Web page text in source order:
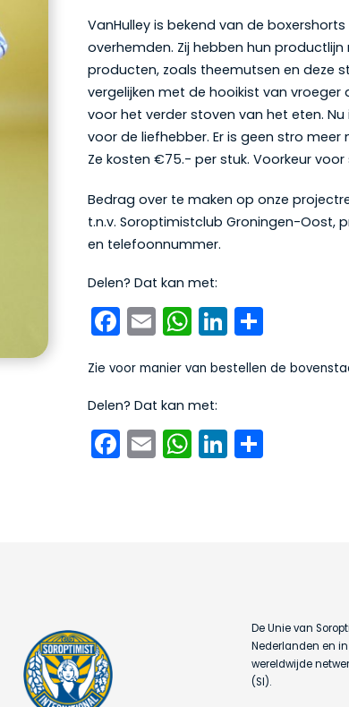
VanHulley is bekend van de
overhemden. Zij hebben hun
producten, zoals theemutsen en deze
vergelijken met de hooikist van
voor het verder stoven van het eten.
voor de liefhebber. Er is geen stro
Ze kosten €75.- per stuk. Voorkeur
Bedrag over te maken op onze
t.n.v. Soroptimistclub Groningen-Oost,
en telefoonnummer.
Delen? Dat kan met:
Facebook
EmailWhatsApp
LinkedIn
Delen
Zie voor manier van bestellen de
Delen? Dat kan met:
Facebook
EmailWhatsApp
LinkedIn
Delen
De Unie van
Nederlanden en
wereldwijde
(SI).